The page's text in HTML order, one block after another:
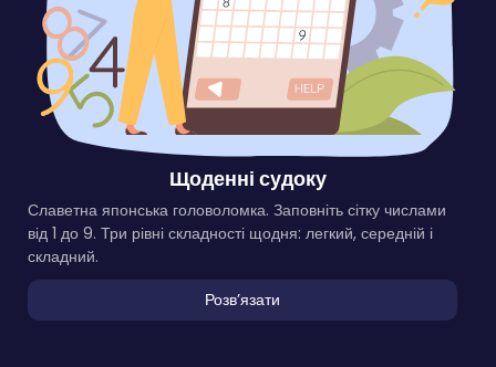
Щоденні судоку
Славетна японська головоломка. Заповніть сітку числами
від 1 до 9. Три рівні складності щодня: легкий, середній і
складний.
Розвʼязати